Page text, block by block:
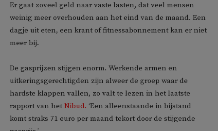
Er gaat zoveel geld naar vaste lasten, dat veel mensen
weinig meer overhouden aan het eind van de maand. Een
dagje uit eten, een krant of fitnessabonnement kan er niet
meer bij.
De gasprijzen stijgen enorm. Werkende armen en
uitkeringsgerechtigden zijn alweer de groep waar de
hardste klappen vallen, zo valt te lezen in het laatste
rapport van het Nibud. ‘Een alleenstaande in bijstand
komt straks 71 euro per maand tekort door de stijgende